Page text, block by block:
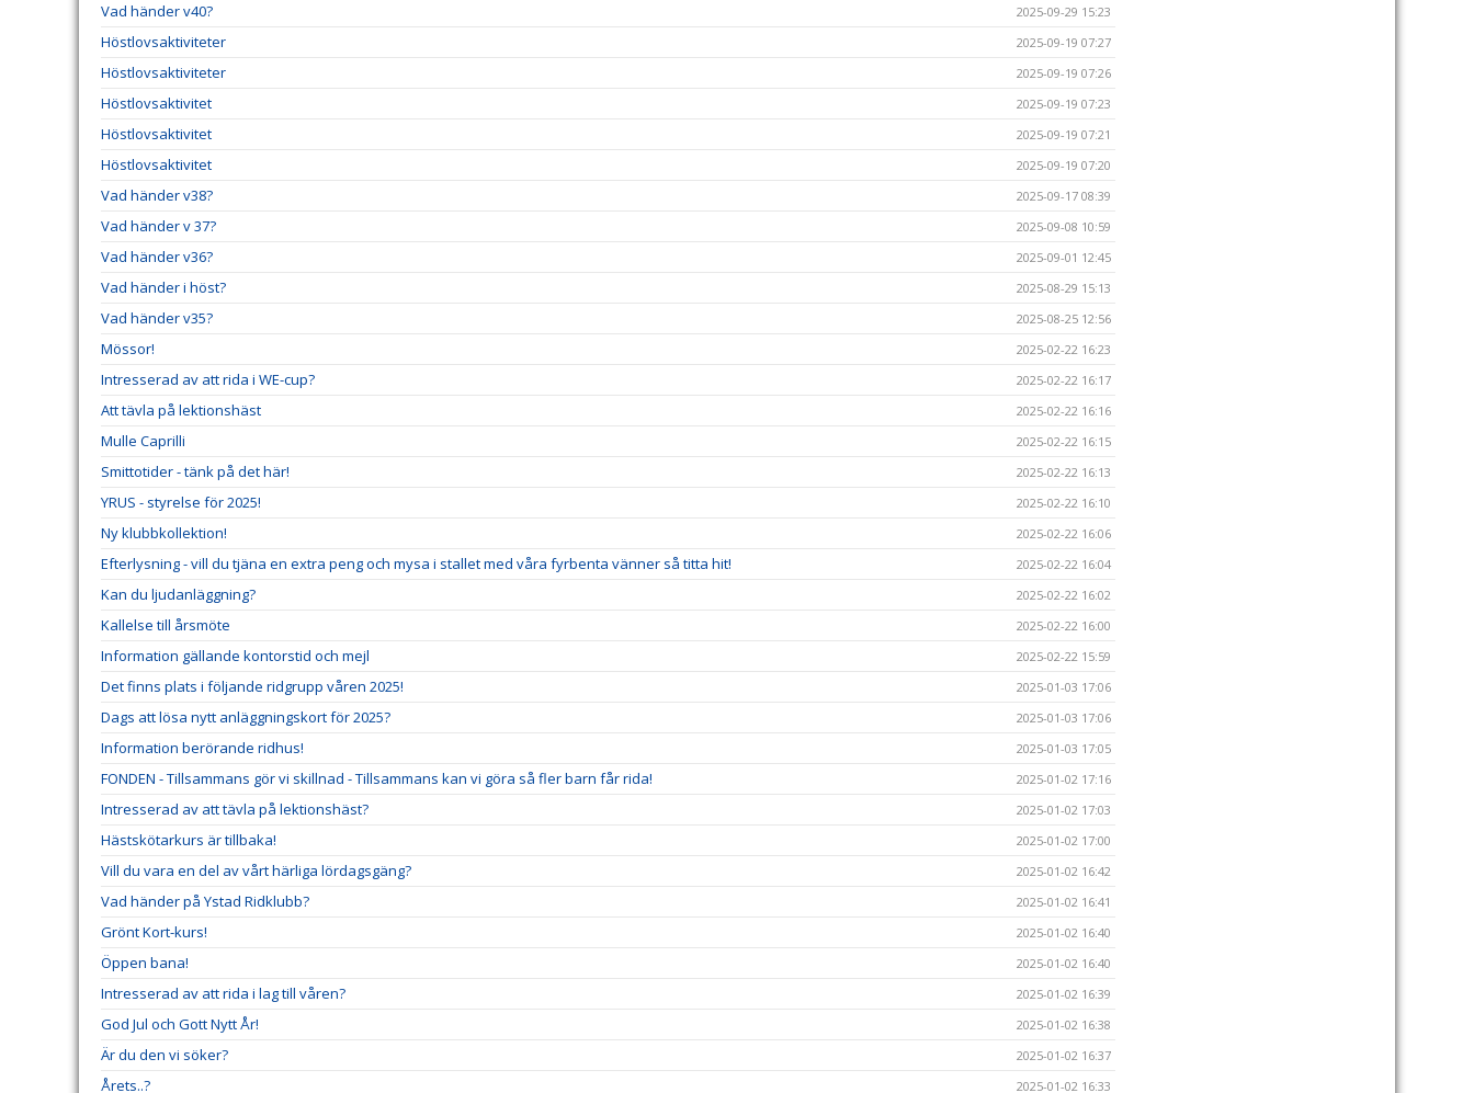
Vad händer v40? 2025-09-29 15:23
Höstlovsaktiviteter 2025-09-19 07:27
Höstlovsaktiviteter 2025-09-19 07:26
Höstlovsaktivitet 2025-09-19 07:23
Höstlovsaktivitet 2025-09-19 07:21
Höstlovsaktivitet 2025-09-19 07:20
Vad händer v38? 2025-09-17 08:39
Vad händer v 37? 2025-09-08 10:59
Vad händer v36? 2025-09-01 12:45
Vad händer i höst? 2025-08-29 15:13
Vad händer v35? 2025-08-25 12:56
Mössor! 2025-02-22 16:23
Intresserad av att rida i WE-cup? 2025-02-22 16:17
Att tävla på lektionshäst 2025-02-22 16:16
Mulle Caprilli 2025-02-22 16:15
Smittotider - tänk på det här! 2025-02-22 16:13
YRUS - styrelse för 2025! 2025-02-22 16:10
Ny klubbkollektion! 2025-02-22 16:06
Efterlysning - vill du tjäna en extra peng och mysa i stallet med våra fyrbenta vänner så titta hit! 2025-02-22 16:04
Kan du ljudanläggning? 2025-02-22 16:02
Kallelse till årsmöte 2025-02-22 16:00
Information gällande kontorstid och mejl 2025-02-22 15:59
Det finns plats i följande ridgrupp våren 2025! 2025-01-03 17:06
Dags att lösa nytt anläggningskort för 2025? 2025-01-03 17:06
Information berörande ridhus! 2025-01-03 17:05
FONDEN - Tillsammans gör vi skillnad - Tillsammans kan vi göra så fler barn får rida! 2025-01-02 17:16
Intresserad av att tävla på lektionshäst? 2025-01-02 17:03
Hästskötarkurs är tillbaka! 2025-01-02 17:00
Vill du vara en del av vårt härliga lördagsgäng? 2025-01-02 16:42
Vad händer på Ystad Ridklubb? 2025-01-02 16:41
Grönt Kort-kurs! 2025-01-02 16:40
Öppen bana! 2025-01-02 16:40
Intresserad av att rida i lag till våren? 2025-01-02 16:39
God Jul och Gott Nytt År! 2025-01-02 16:38
Är du den vi söker? 2025-01-02 16:37
Årets..? 2025-01-02 16:33